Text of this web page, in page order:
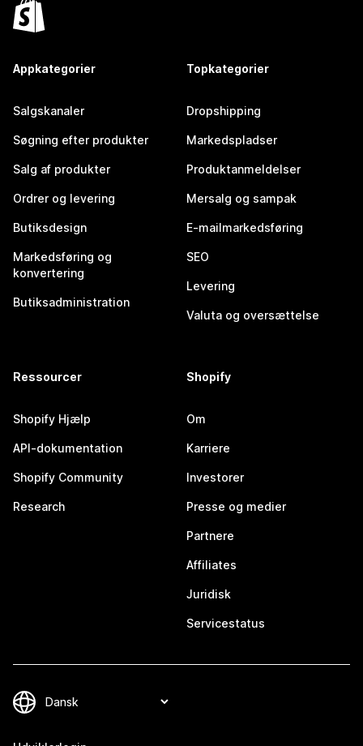
Appkategorier
Salgskanaler
Søgning efter produkter
Salg af produkter
Ordrer og levering
Butiksdesign
Markedsføring og
konvertering
Butiksadministration
Topkategorier
Dropshipping
Markedspladser
Produktanmeldelser
Mersalg og sampak
E-mailmarkedsføring
SEO
Levering
Valuta og oversættelse
Ressourcer
Shopify Hjælp
API-dokumentation
Shopify Community
Research
Shopify
Om
Karriere
Investorer
Presse og medier
Partnere
Affiliates
Juridisk
Servicestatus